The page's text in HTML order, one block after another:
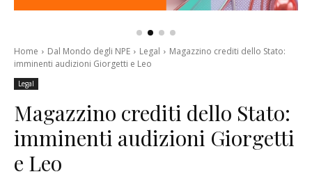
Home Dal Mondo degli NPE Legal
Magazzino crediti dello Stato:
imminenti audizioni Giorgetti e Leo
Legal
Magazzino crediti dello Stato:
imminenti audizioni Giorgetti
e Leo